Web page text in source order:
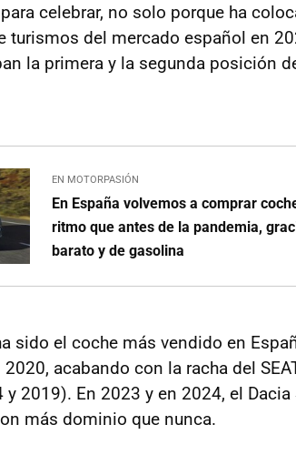
celebrar, no solo porque ha
turismos del mercado español en
la primera y la segunda posición
EN MOTORPASIÓN
En España volvemos a comprar
ritmo que antes de la pandemia,
barato y de gasolina
sido el coche más vendido en
acabando con la racha del
2019). En 2023 y en 2024, el Dacia
más dominio que nunca.